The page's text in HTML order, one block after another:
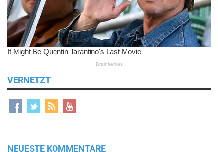
VERNETZT
NEUESTE KOMMENTARE